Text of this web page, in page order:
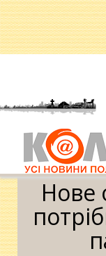
Головна »
потрібні у
Нове